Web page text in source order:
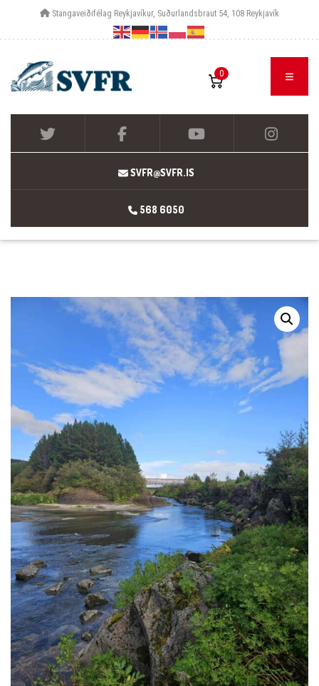
Stangaveiðifélag Reykjavíkur, Suðurlandsbraut 54, 108 Reykjavík
0
SVFR@SVFR.IS
568 6050